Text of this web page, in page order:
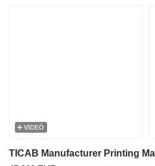
VIDEÓ
TICAB Manufacturer Printing